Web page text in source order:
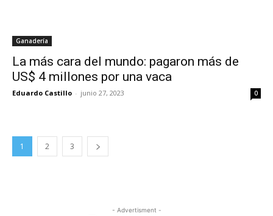
Ganadería
La más cara del mundo: pagaron más de
US$ 4 millones por una vaca
Eduardo Castillo - junio 27, 2023 0
1 2 3
- Advertisment -